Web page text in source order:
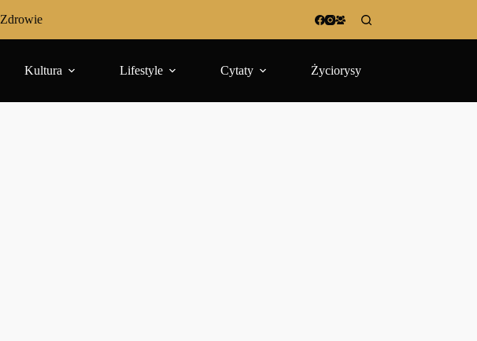
Zdrowie
Kultura Lifestyle Cytaty Życiorysy